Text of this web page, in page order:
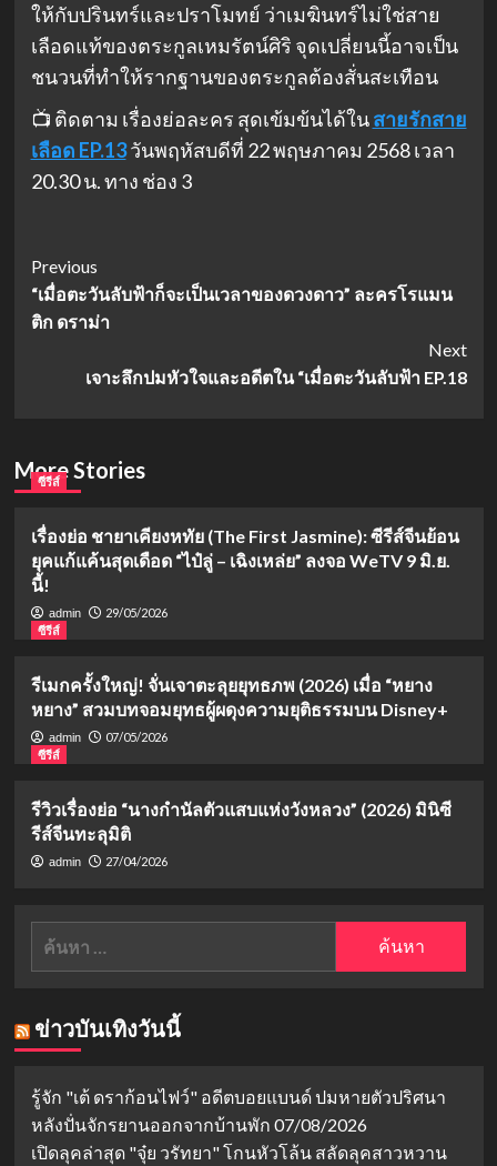
ให้กับปรินทร์และปราโมทย์ ว่าเมฆินทร์ไม่ใช่สาย
เลือดแท้ของตระกูลเหมรัตน์ศิริ จุดเปลี่ยนนี้อาจเป็น
ชนวนที่ทำให้รากฐานของตระกูลต้องสั่นสะเทือน
📺 ติดตาม เรื่องย่อละคร สุดเข้มข้นได้ในสายรักสาย
เลือด EP.13 วันพฤหัสบดีที่ 22 พฤษภาคม 2568 เวลา
20.30 น. ทาง ช่อง 3
Post
Navigation
Previous
“เมื่อตะวันลับฟ้าก็จะเป็นเวลาของดวงดาว” ละครโรแมน
ติก ดราม่า
Next
เจาะลึกปมหัวใจและอดีตใน “เมื่อตะวันลับฟ้า EP.18
More Stories
ซีรีส์
เรื่องย่อ ชายาเคียงหทัย (The First Jasmine): ซีรีส์จีนย้อน
ยุคแก้แค้นสุดเดือด “ไป๋ลู่ – เฉิงเหล่ย” ลงจอ WeTV 9 มิ.ย.
นี้!
admin
29/05/2026
ซีรีส์
รีเมกครั้งใหญ่! จั่นเจาตะลุยยุทธภพ (2026) เมื่อ “หยาง
หยาง” สวมบทจอมยุทธผู้ผดุงความยุติธรรมบน Disney+
admin
07/05/2026
ซีรีส์
รีวิวเรื่องย่อ “นางกำนัลตัวแสบแห่งวังหลวง” (2026) มินิซี
รีส์จีนทะลุมิติ
admin 27/04/2026
ค้นหา
ข่าวบันเทิงวันนี้
รู้จัก "เต้ ดราก้อนไฟว์" อดีตบอยแบนด์ ปมหายตัวปริศนา
หลังปั่นจักรยานออกจากบ้านพัก 07/08/2026
เปิดลุคล่าสุด "จุ๋ย วรัทยา" โกนหัวโล้น สลัดลุคสาวหวาน